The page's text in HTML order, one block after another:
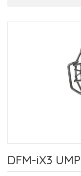
DFM-iX3